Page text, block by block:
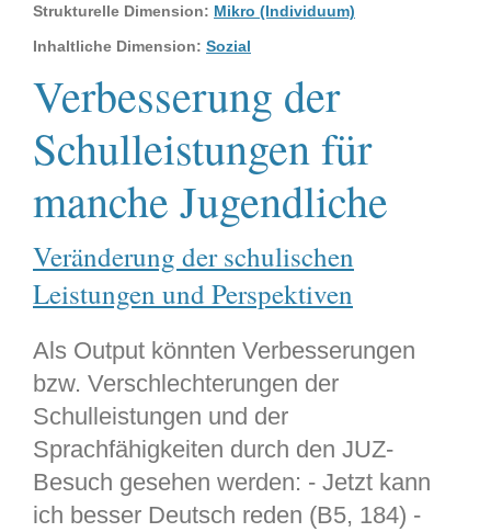
Strukturelle Dimension: Mikro (Individuum)
Inhaltliche Dimension: Sozial
Verbesserung der
Schulleistungen für
manche Jugendliche
Veränderung der schulischen
Leistungen und Perspektiven
Als Output könnten Verbesserungen
bzw. Verschlechterungen der
Schulleistungen und der
Sprachfähigkeiten durch den JUZ-
Besuch gesehen werden: - Jetzt kann
ich besser Deutsch reden (B5, 184) -